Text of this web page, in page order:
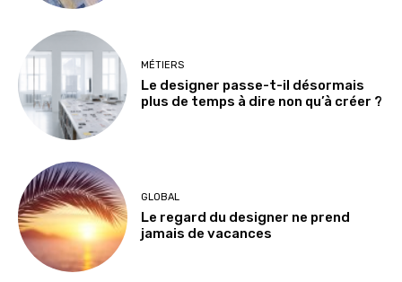
MÉTIERS
Le designer passe-t-il désormais
plus de temps à dire non qu’à créer ?
GLOBAL
Le regard du designer ne prend
jamais de vacances